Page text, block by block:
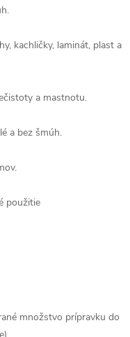
kachličky, laminát, plast a
a mastnotu.
a bez šmúh.
použitie
množstvo prípravku do